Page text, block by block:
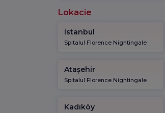
Lokacie
Istanbul
Spitalul Florence Nightingale
Atașehir
Spitalul Florence Nightingale
Kadıköy